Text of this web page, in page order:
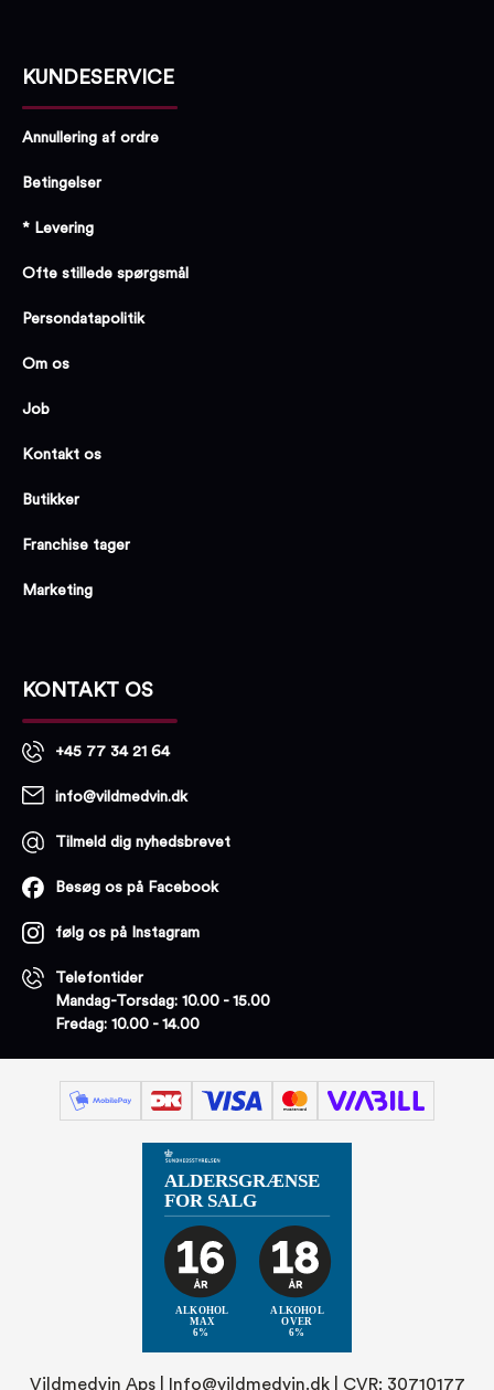
KUNDESERVICE
Annullering af ordre
Betingelser
* Levering
Ofte stillede spørgsmål
Persondatapolitik
Om os
Job
Kontakt os
Butikker
Franchise tager
Marketing
KONTAKT OS
+45 77 34 21 64
info@vildmedvin.dk
Tilmeld dig nyhedsbrevet
Besøg os på Facebook
følg os på Instagram
Telefontider
Mandag-Torsdag: 10.00 - 15.00
Fredag: 10.00 - 14.00
Vildmedvin Aps | Info@vildmedvin.dk| CVR: 30710177